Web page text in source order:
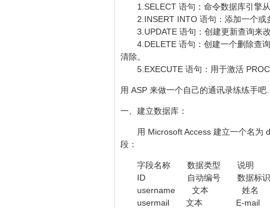
1.SELECT 语句：命令数据库引擎从
2.INSERT INTO 语句：添加一个或
3.UPDATE 语句：创建更新查询来改
4.DELETE 语句：创建一个删除查询
清除。
5.EXECUTE 语句：用于激活
用 ASP 来做一个自己的通讯录练练手
一、建立数据库：
用 Microsoft Access 建立一个名为
段：
字段名称 数据类型
ID 自动编号 数据标识 字段
username 文本 姓
usermail 文本 E-